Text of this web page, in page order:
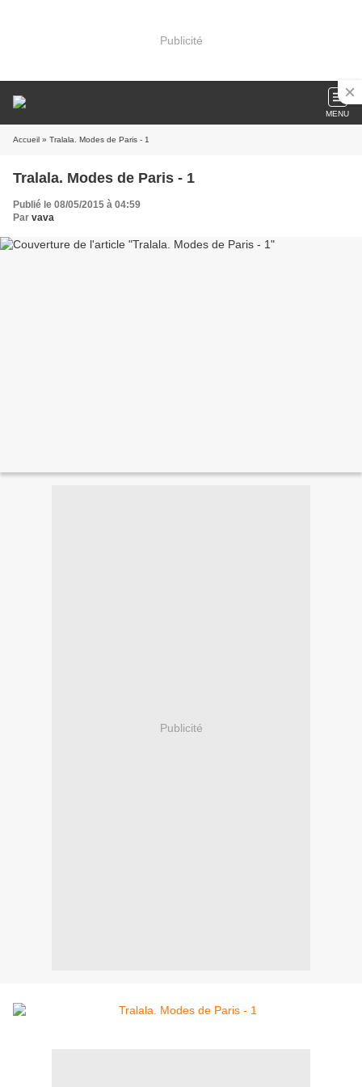
Publicité
MENU
Accueil » Tralala. Modes de Paris - 1
Tralala. Modes de Paris - 1
Publié le 08/05/2015 à 04:59
Par vava
Publicité